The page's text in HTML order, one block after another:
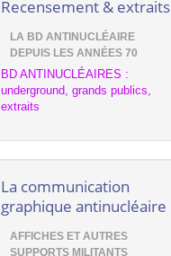
Recensement & extraits
LA BD ANTINUCLÉAIRE
DEPUIS LES ANNÉES 70
BD ANTINUCLÉAIRES :
underground, grands publics,
extraits
La communication
graphique antinucléaire
AFFICHES ET AUTRES
SUPPORTS MILITANTS